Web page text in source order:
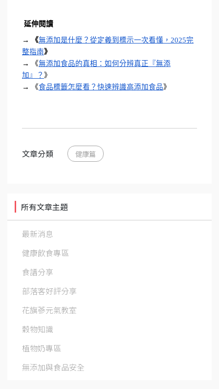
延伸閱讀
→ 《無添加是什麼？從定義到標示一次看懂，2025完
整指南》
→ 《無添加食品的真相：如何分辨真正『無添
加』？ 》
→ 《食品標籤怎麼看？快速辨識高添加食品》
文章分類 健康篇
所有文章主題
最新消息
健康飲食專區
食譜分享
部落客好評分享
花旗蔘元氣教室
穀物知識
植物奶專區
無添加與食品安全